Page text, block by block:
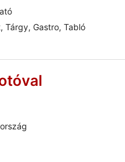
Tárgy, Gastro, Tabló